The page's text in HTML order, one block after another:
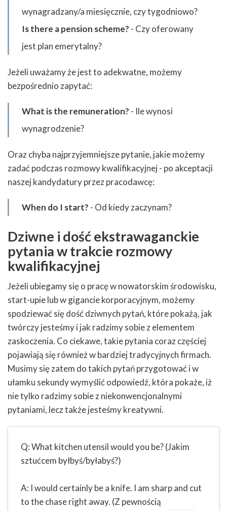
wynagradzany/a miesięcznie, czy tygodniowo?
Is there a pension scheme? - Czy oferowany
jest plan emerytalny?
Jeżeli uważamy że jest to adekwatne, możemy
bezpośrednio zapytać:
What is the remuneration? - Ile wynosi
wynagrodzenie?
Oraz chyba najprzyjemniejsze pytanie, jakie możemy
zadać podczas rozmowy kwalifikacyjnej - po akceptacji
naszej kandydatury przez pracodawcę:
When do I start? - Od kiedy zaczynam?
Dziwne i dość ekstrawaganckie
pytania w trakcie rozmowy
kwalifikacyjnej
Jeżeli ubiegamy się o pracę w nowatorskim środowisku,
start-upie lub w gigancie korporacyjnym, możemy
spodziewać się dość dziwnych pytań, które pokażą, jak
twórczy jesteśmy i jak radzimy sobie z elementem
zaskoczenia. Co ciekawe, takie pytania coraz częściej
pojawiają się również w bardziej tradycyjnych firmach.
Musimy się zatem do takich pytań przygotować i w
ułamku sekundy wymyślić odpowiedź, która pokaże, iż
nie tylko radzimy sobie z niekonwencjonalnymi
pytaniami, lecz także jesteśmy kreatywni.
Q: What kitchen utensil would you be? (Jakim
sztućcem byłbyś/byłabyś?)
A: I would certainly be a knife. I am sharp and cut
to the chase right away. (Z pewnością